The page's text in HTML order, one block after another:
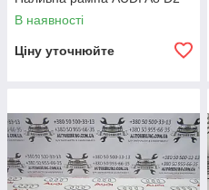
В наявності
Ціну уточнюйте